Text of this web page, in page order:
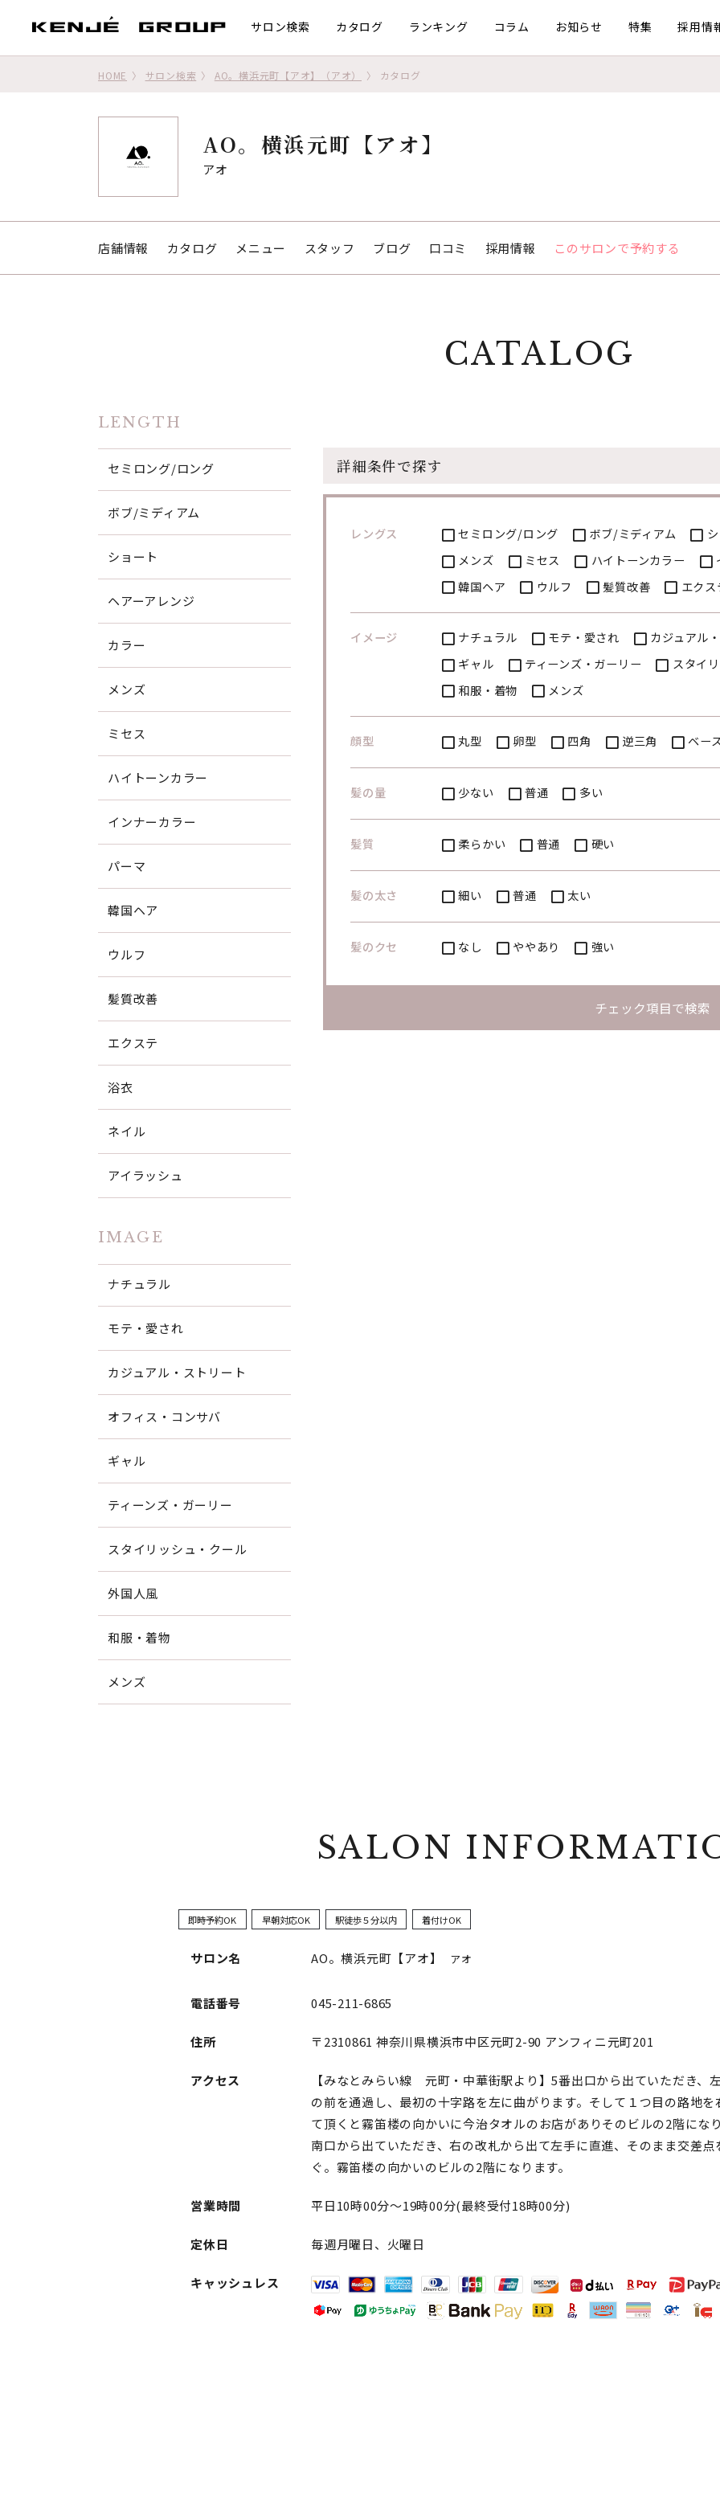
サロン検索 カタログ ランキング コラム お知らせ 特集 採用情
HOME サロン検索 AO。横浜元町【アオ】（アオ） カタログ
AO。横浜元町【アオ】
アオ
店舗情報 カタログ メニュー スタッフ ブログ 口コミ 採用情報 このサロンで予約する
CATALOG
詳細条件で探す
レングス セミロング/ロング ボブ/ミディアム
メンズ
ミセス ハイトーンカラー
韓国ヘア
ウルフ 髪質改善 エクス
イメージ ナチュラル モテ・愛され
カジュアル
ギャル
ティーンズ・ガーリー
スタイ
和服・着物
メンズ
顔型 丸型 卵型 四角 逆三角 ベー
髪の量 少ない 普通 多い
髪質 柔らかい 普通 硬い
髪の太さ 細い 普通 太い
髪のクセ なし ややあり 強い
チェック項目で検索
LENGTH
セミロング/ロング
ボブ/ミディアム
ショート
ヘアーアレンジ
カラー
メンズ
ミセス
ハイトーンカラー
インナーカラー
パーマ
韓国ヘア
ウルフ
髪質改善
エクステ
浴衣
ネイル
アイラッシュ
IMAGE
ナチュラル
モテ・愛され
カジュアル・ストリート
オフィス・コンサバ
ギャル
ティーンズ・ガーリー
スタイリッシュ・クール
外国人風
和服・着物
メンズ
SALON
即時予約OK 早朝対応OK 駅徒歩５分以内 着付けOK
サロン名 AO。横浜元町【アオ】 アオ
電話番号 045-211-6865
住所 〒2310861 神奈川県横浜市中区元町2-90 アンフィニ元町201
アクセス
【みなとみらい線 元町・中華街駅より】5番出口から出ていただき、
の前を通過し、最初の十字路を左に曲がります。そして１つ目の路地
て頂くと霧笛楼の向かいに今治タオルのお店がありそのビルの2階にな
南口から出ていただき、右の改札から出て左手に直進、そのまま交差
ぐ。霧笛楼の向かいのビルの2階になります。
営業時間 平日10時00分～19時00分(最終受付18時00分)
定休日 毎週月曜日、火曜日
キャッシュレス